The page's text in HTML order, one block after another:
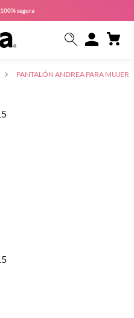
100% segura
PANTALÓN ANDREA PARA MUJER